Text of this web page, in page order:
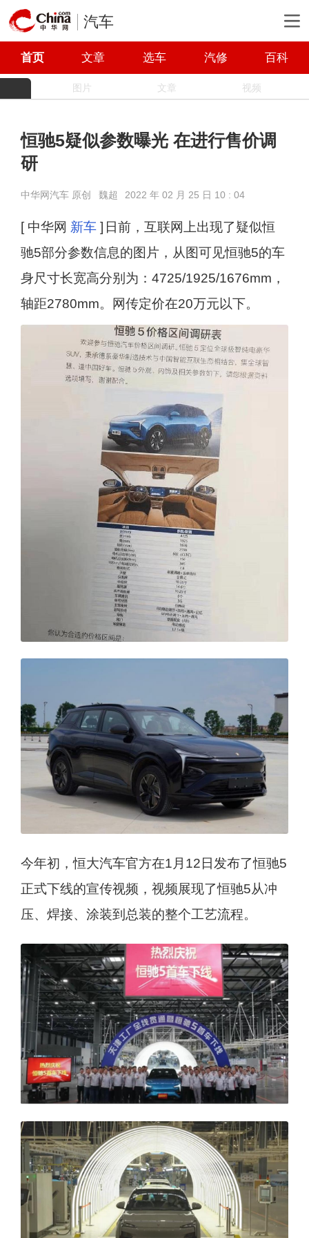
汽车
首页 文章 选车 汽修 百科
图片 文章 视频
恒驰5疑似参数曝光 在进行售价调
研
中华网汽车 原创 魏超 2022 年 02 月 25 日 10 : 04
[ 中华网 新车] 日前，互联网上出现了疑似恒
驰5部分参数信息的图片，从图可见恒驰5的车
身尺寸长宽高分别为：4725/1925/1676mm，
轴距2780mm。网传定价在20万元以下。
今年初，恒大汽车官方在1月12日发布了恒驰5
正式下线的宣传视频，视频展现了恒驰5从冲
压、焊接、涂装到总装的整个工艺流程。